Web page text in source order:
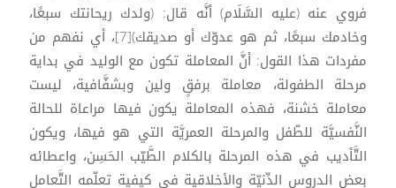
فروي عنه (عليه السَّلَام) أنَّه قال: (ولدك ريحانتك سبعًا،
وخادمك سبعًا، ثم هو عدوّك أو صديقك)[7]، أي نفهم من
مفردات هذا القول: أنَّ المعاملة تكون مع الوليد في بداية
مرحلة الطفولة، معاملة برفقٍ ولين وبشفَّافية، ليست
معاملة خشنة، فهذه المعاملة يكون فيها مراعاة للحالة
النَّفسيَّة للطّفل والمرحلة العمريَّة التي هو فيها، ويكون
التَّأديب في هذه المرحلة بالكلام الطَّيّب الحَسِن، واعطائه
بعض الدروس الدِّنيّة والأخلاقية في كيفية تعلّمه التَّعامل